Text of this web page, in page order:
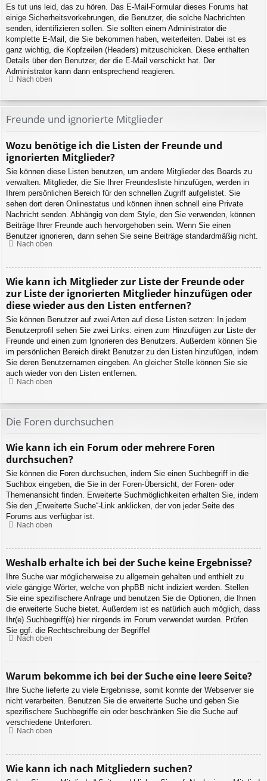
Es tut uns leid, das zu hören. Das E-Mail-Formular dieses Forums hat
einige Sicherheitsvorkehrungen, die Benutzer, die solche Nachrichten
senden, identifizieren sollen. Sie sollten einem Administrator die
komplette E-Mail, die Sie bekommen haben, weiterleiten. Dabei ist es
ganz wichtig, die Kopfzeilen (Headers) mitzuschicken. Diese enthalten
Details über den Benutzer, der die E-Mail verschickt hat. Der
Administrator kann dann entsprechend reagieren.
Nach oben
Freunde und ignorierte Mitglieder
Wozu benötige ich die Listen der Freunde und
ignorierten Mitglieder?
Sie können diese Listen benutzen, um andere Mitglieder des Boards zu
verwalten. Mitglieder, die Sie Ihrer Freundesliste hinzufügen, werden in
Ihrem persönlichen Bereich für den schnellen Zugriff aufgelistet. Sie
sehen dort deren Onlinestatus und können ihnen schnell eine Private
Nachricht senden. Abhängig von dem Style, den Sie verwenden, können
Beiträge Ihrer Freunde auch hervorgehoben sein. Wenn Sie einen
Benutzer ignorieren, dann sehen Sie seine Beiträge standardmäßig nicht.
Nach oben
Wie kann ich Mitglieder zur Liste der Freunde oder
zur Liste der ignorierten Mitglieder hinzufügen oder
diese wieder aus den Listen entfernen?
Sie können Benutzer auf zwei Arten auf diese Listen setzen: In jedem
Benutzerprofil sehen Sie zwei Links: einen zum Hinzufügen zur Liste der
Freunde und einen zum Ignorieren des Benutzers. Außerdem können Sie
im persönlichen Bereich direkt Benutzer zu den Listen hinzufügen, indem
Sie deren Benutzernamen eingeben. An gleicher Stelle können Sie sie
auch wieder von den Listen entfernen.
Nach oben
Die Foren durchsuchen
Wie kann ich ein Forum oder mehrere Foren
durchsuchen?
Sie können die Foren durchsuchen, indem Sie einen Suchbegriff in die
Suchbox eingeben, die Sie in der Foren-Übersicht, der Foren- oder
Themenansicht finden. Erweiterte Suchmöglichkeiten erhalten Sie, indem
Sie den „Erweiterte Suche“-Link anklicken, der von jeder Seite des
Forums aus verfügbar ist.
Nach oben
Weshalb erhalte ich bei der Suche keine Ergebnisse?
Ihre Suche war möglicherweise zu allgemein gehalten und enthielt zu
viele gängige Wörter, welche von phpBB nicht indiziert werden. Stellen
Sie eine spezifischere Anfrage und benutzen Sie die Optionen, die Ihnen
die erweiterte Suche bietet. Außerdem ist es natürlich auch möglich, dass
Ihr(e) Suchbegriff(e) hier nirgends im Forum verwendet wurden. Prüfen
Sie ggf. die Rechtschreibung der Begriffe!
Nach oben
Warum bekomme ich bei der Suche eine leere Seite?
Ihre Suche lieferte zu viele Ergebnisse, somit konnte der Webserver sie
nicht verarbeiten. Benutzen Sie die erweiterte Suche und geben Sie
spezifischere Suchbegriffe ein oder beschränken Sie die Suche auf
verschiedene Unterforen.
Nach oben
Wie kann ich nach Mitgliedern suchen?